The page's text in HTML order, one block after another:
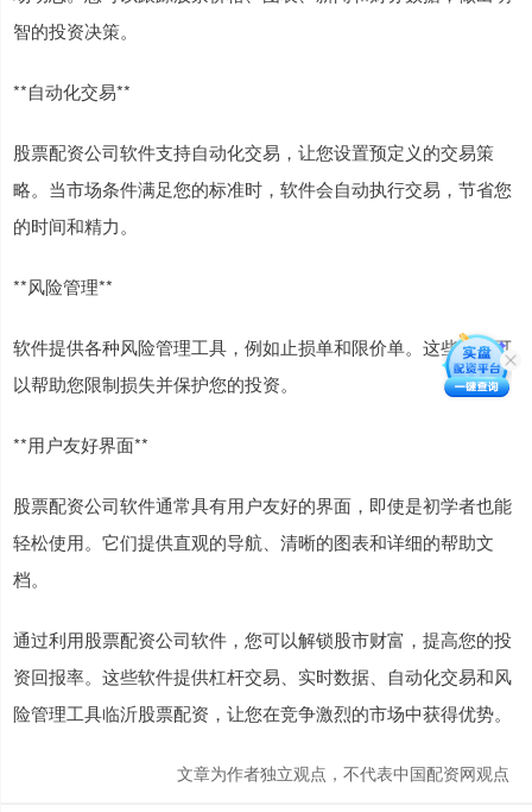
智的投资决策。
**自动化交易**
股票配资公司软件支持自动化交易，让您设置预定义的交易策
略。当市场条件满足您的标准时，软件会自动执行交易，节省您
的时间和精力。
**风险管理**
软件提供各种风险管理工具，例如止损单和限价单。这些工具可
以帮助您限制损失并保护您的投资。
**用户友好界面**
股票配资公司软件通常具有用户友好的界面，即使是初学者也能
轻松使用。它们提供直观的导航、清晰的图表和详细的帮助文
档。
通过利用股票配资公司软件，您可以解锁股市财富，提高您的投
资回报率。这些软件提供杠杆交易、实时数据、自动化交易和风
险管理工具临沂股票配资，让您在竞争激烈的市场中获得优势。
文章为作者独立观点，不代表中国配资网观点